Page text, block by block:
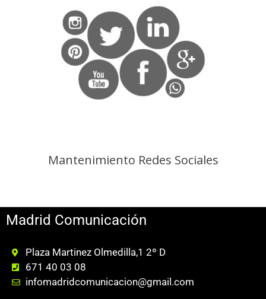
Mantenimiento Redes Sociales
Madrid Comunicación
Plaza Martinez Olmedilla,1 2º D
671 40 03 08
infomadridcomunicacion@gmail.com